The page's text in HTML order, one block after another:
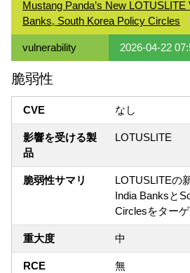
Mustang Panda’s New LOTUSLITE
Banks, South Korea Policy Circles
vulnerability 2026-04-22
脆弱性
CVE なし
影響を受ける製
品
LOTUSLITE
脆弱性サマリ
LOTUSLITEの
India Banksと
Circlesをター
重大度 中
RCE 無